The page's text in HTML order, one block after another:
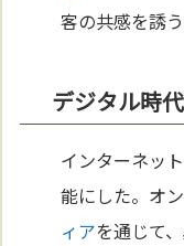
客の共感を誘
デジタル時
インターネッ
能にした。オ
ィアを通じて